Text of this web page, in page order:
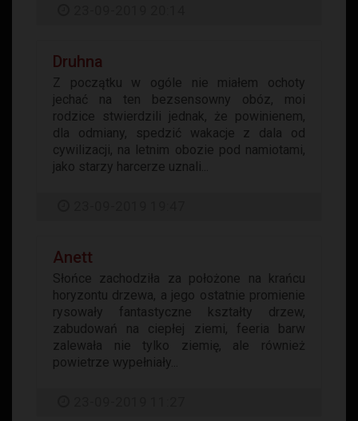
Druhna
Z początku w ogóle nie miałem ochoty
jechać na ten bezsensowny obóz, moi
rodzice stwierdzili jednak, że powinienem,
dla odmiany, spedzić wakacje z dala od
cywilizacji, na letnim obozie pod namiotami,
jako starzy harcerze uznali...
Anett
Słońce zachodziła za położone na krańcu
horyzontu drzewa, a jego ostatnie promienie
rysowały fantastyczne kształty drzew,
zabudowań na ciepłej ziemi, feeria barw
zalewała nie tylko ziemię, ale również
powietrze wypełniały...